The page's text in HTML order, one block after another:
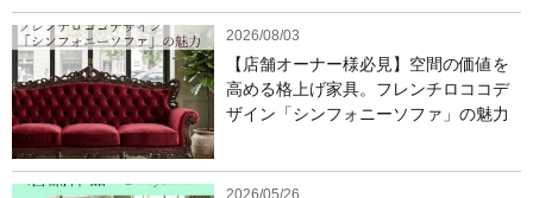
2026/08/03
【店舗オーナー様必見】空間の価値を
高める格上げ家具。フレンチロココデ
ザイン「シンフォニーソファ」の魅力